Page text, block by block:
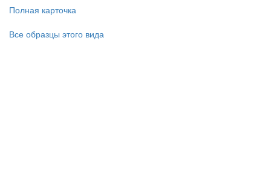
Полная карточка
Все образцы этого вида